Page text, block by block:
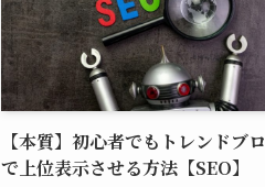
【本質】初心者でもトレンドブ
で上位表示させる方法【SEO】